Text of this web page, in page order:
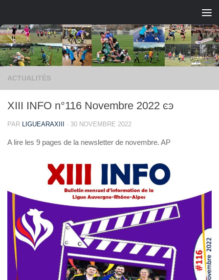
ACTUALITÉS
XIII INFO n°116 Novembre 2022 ͼͽ
PAR LIGUEARAXIII · 30 NOVEMBRE 2022
A lire les 9 pages de la newsletter de novembre. AP